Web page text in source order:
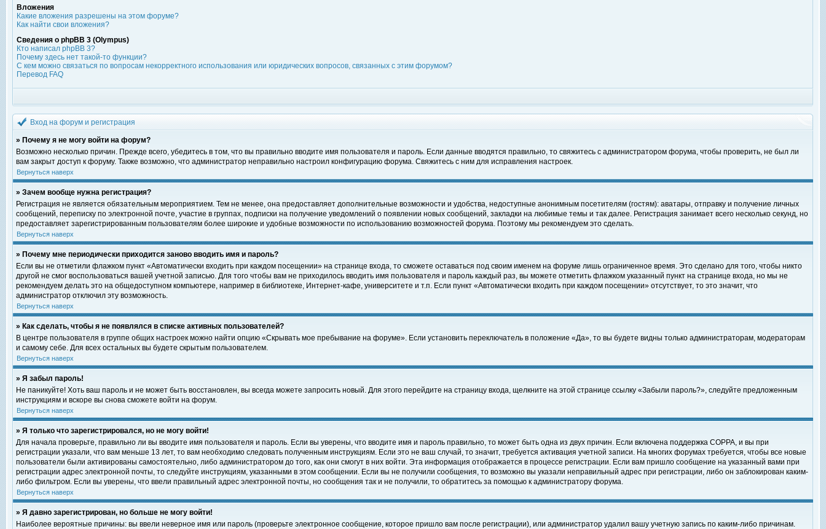
Вложения
Какие вложения разрешены на этом форуме?
Как найти свои вложения?
Сведения о phpBB 3 (Olympus)
Кто написал phpBB 3?
Почему здесь нет такой-то функции?
С кем можно связаться по вопросам некорректного использования или юридических вопросов, связанных с этим форумом?
Перевод FAQ
Вход на форум и регистрация
» Почему я не могу войти на форум?
Возможно несколько причин. Прежде всего, убедитесь в том, что вы правильно вводите имя пользователя и пароль. Если данные вводятся правильно, то свяжитесь с администратором форума, чтобы проверить, не был ли
вам закрыт доступ к форуму. Также возможно, что администратор неправильно настроил конфигурацию форума. Свяжитесь с ним для исправления настроек.
Вернуться наверх
» Зачем вообще нужна регистрация?
Регистрация не является обязательным мероприятием. Тем не менее, она предоставляет дополнительные возможности и удобства, недоступные анонимным посетителям (гостям): аватары, отправку и получение личных
сообщений, переписку по электронной почте, участие в группах, подписки на получение уведомлений о появлении новых сообщений, закладки на любимые темы и так далее. Регистрация занимает всего несколько секунд, но
предоставляет зарегистрированным пользователям более широкие и удобные возможности по использованию возможностей форума. Поэтому мы рекомендуем это сделать.
Вернуться наверх
» Почему мне периодически приходится заново вводить имя и пароль?
Если вы не отметили флажком пункт «Автоматически входить при каждом посещении» на странице входа, то сможете оставаться под своим именем на форуме лишь ограниченное время. Это сделано для того, чтобы никто
другой не смог воспользоваться вашей учетной записью. Для того чтобы вам не приходилось вводить имя пользователя и пароль каждый раз, вы можете отметить флажком указанный пункт на странице входа, но мы не
рекомендуем делать это на общедоступном компьютере, например в библиотеке, Интернет-кафе, университете и т.п. Если пункт «Автоматически входить при каждом посещении» отсутствует, то это значит, что
администратор отключил эту возможность.
Вернуться наверх
» Как сделать, чтобы я не появлялся в списке активных пользователей?
В центре пользователя в группе общих настроек можно найти опцию «Скрывать мое пребывание на форуме». Если установить переключатель в положение «Да», то вы будете видны только администраторам, модераторам
и самому себе. Для всех остальных вы будете скрытым пользователем.
Вернуться наверх
» Я забыл пароль!
Не паникуйте! Хоть ваш пароль и не может быть восстановлен, вы всегда можете запросить новый. Для этого перейдите на страницу входа, щелкните на этой странице ссылку «Забыли пароль?», следуйте предложенным
инструкциям и вскоре вы снова сможете войти на форум.
Вернуться наверх
» Я только что зарегистрировался, но не могу войти!
Для начала проверьте, правильно ли вы вводите имя пользователя и пароль. Если вы уверены, что вводите имя и пароль правильно, то может быть одна из двух причин. Если включена поддержка COPPA, и вы при
регистрации указали, что вам меньше 13 лет, то вам необходимо следовать полученным инструкциям. Если это не ваш случай, то значит, требуется активация учетной записи. На многих форумах требуется, чтобы все новые
пользователи были активированы самостоятельно, либо администратором до того, как они смогут в них войти. Эта информация отображается в процессе регистрации. Если вам пришло сообщение на указанный вами при
регистрации адрес электронной почты, то следуйте инструкциям, указанными в этом сообщении. Если вы не получили сообщения, то возможно вы указали неправильный адрес при регистрации, либо он заблокирован каким-
либо фильтром. Если вы уверены, что ввели правильный адрес электронной почты, но сообщения так и не получили, то обратитесь за помощью к администратору форума.
Вернуться наверх
» Я давно зарегистрирован, но больше не могу войти!
Наиболее вероятные причины: вы ввели неверное имя или пароль (проверьте электронное сообщение, которое пришло вам после регистрации), или администратор удалил вашу учетную запись по каким-либо причинам.